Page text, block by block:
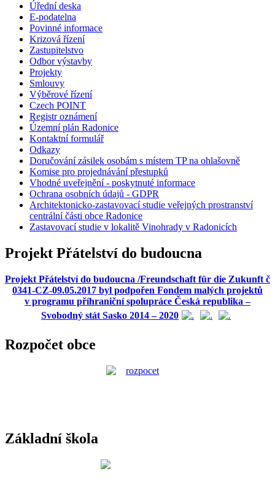
Úřední deska
E-podatelna
Povinné informace
Krizová řízení
Zastupitelstvo
Odbor výstavby
Projekty
Smlouvy
Výběrové řízení
Czech POINT
Registr oznámení
Územní plán Radonice
Kontaktní formulář
Odkazy
Doručování zásilek osobám s místem TP na ohlašovně
Komise pro projednávání přestupků
Vhodné uveřejnění - poskytnuté informace
Ochrana osobních údajů - GDPR
Architektonicko-zastavovací studie veřejných prostranství
centrální části obce Radonice
Zastavovací studie v lokalitě Vinohrady v Radonicích
Projekt Přátelství do budoucna
Projekt Přátelství do budoucna /Freundschaft für die Zukunft č
0341-CZ-09.05.2017 byl podpořen Fondem malých projektů
v programu příhraniční spolupráce Česká republika –
Svobodný stát Sasko 2014 – 2020
Rozpočet obce
Základní škola